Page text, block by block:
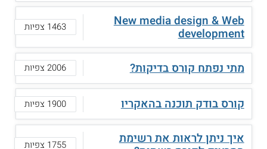
New media design & Web
development 1463 צפיות
מתי נפתח קורס בדיקות? 2006 צפיות
קורס בודק תוכנה בהאקריו 1900 צפיות
איך ניתן לראות את רשימת 1755 צפיות